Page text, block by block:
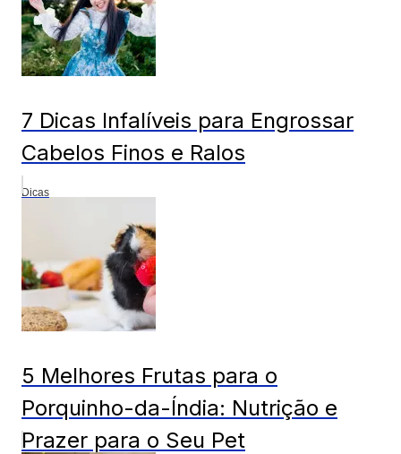
7 Dicas Infalíveis para Engrossar
Cabelos Finos e Ralos
Dicas
5 Melhores Frutas para o
Porquinho-da-Índia: Nutrição e
Prazer para o Seu Pet